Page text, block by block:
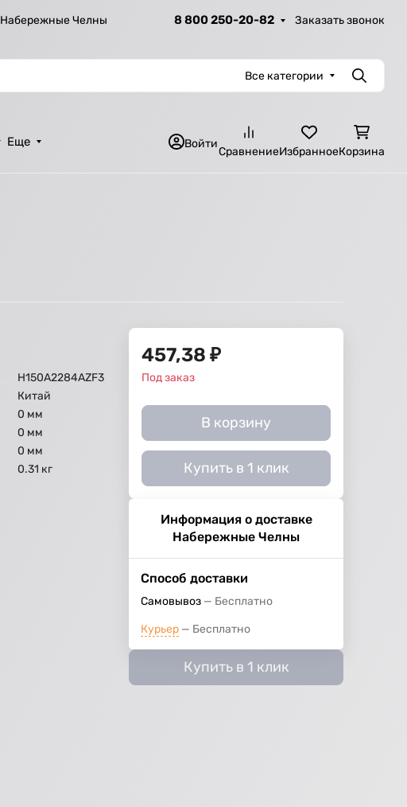
Набережные Челны 8 800 250-20-82 Заказать звонок
Все категории Поиск
Еще Войти
СравнениеИзбранноеКорзина
H150A2284AZF3
Китай
0 мм
0 мм
0 мм
0.31 кг
457,38 ₽
Под заказ
В корзину
Купить в 1 клик
Информация о доставке
Набережные Челны
Способ доставки
Самовывоз Бесплатно
Курьер Бесплатно
Купить в 1 клик